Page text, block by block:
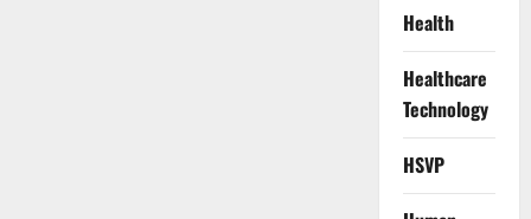
Health
Healthcare
Technology
HSVP